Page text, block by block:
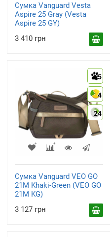
Сумка Vanguard Vesta
Aspire 25 Gray (Vesta
Aspire 25 GY)
3 410 грн
5
4
24
Сумка Vanguard VEO GO
21M Khaki-Green (VEO GO
21M KG)
3 127 грн